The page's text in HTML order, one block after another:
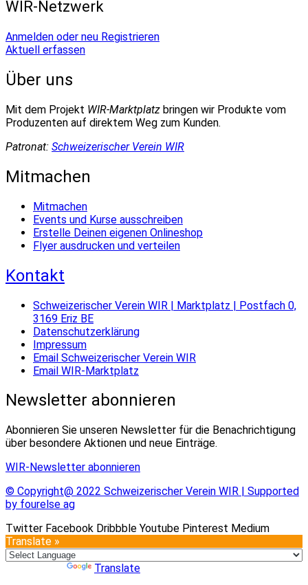
WIR-Netzwerk
Anmelden oder neu Registrieren
Aktuell erfassen
Über uns
Mit dem Projekt WIR-Marktplatz bringen wir Produkte vom
Produzenten auf direktem Weg zum Kunden.
Patronat: Schweizerischer Verein WIR
Mitmachen
Mitmachen
Events und Kurse ausschreiben
Erstelle Deinen eigenen Onlineshop
Flyer ausdrucken und verteilen
Kontakt
Schweizerischer Verein WIR | Marktplatz | Postfach 0,
3169 Eriz BE
Datenschutzerklärung
Impressum
Email Schweizerischer Verein WIR
Email WIR-Marktplatz
Newsletter abonnieren
Abonnieren Sie unseren Newsletter für die Benachrichtigung
über besondere Aktionen und neue Einträge.
WIR-Newsletter abonnieren
© Copyright@ 2022 Schweizerischer Verein WIR | Supported
by fourelse ag
Twitter Facebook Dribbble Youtube Pinterest Medium
Translate »
Translate